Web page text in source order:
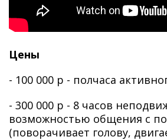
Цены
- 100 000 р - полчаса
- 300 000 р - 8 часов
возможностью общения с
(поворачивает голову,